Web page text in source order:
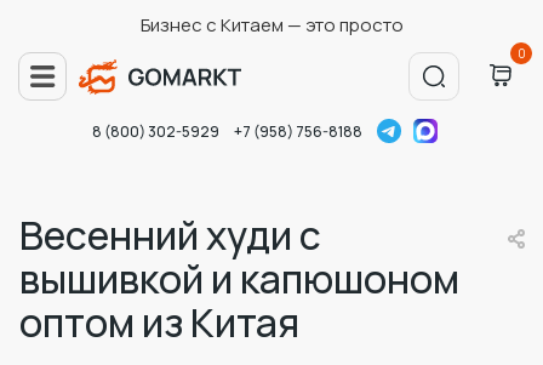
Бизнес с Китаем — это просто
0
8 (800) 302-5929 +7 (958) 756-8188
Весенний худи с
вышивкой и капюшоном
оптом из Китая